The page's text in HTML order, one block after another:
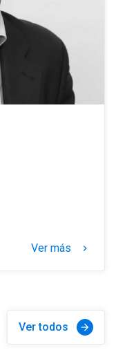
Ver más keyboard_arrow_right
Ver todos arrow_forward